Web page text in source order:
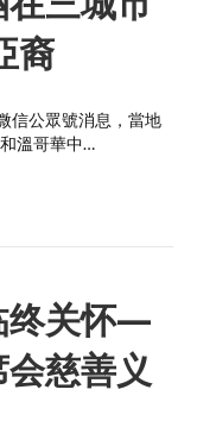
裔
信公眾號消息，當地
溫哥華中…
终关怀—
慈善义